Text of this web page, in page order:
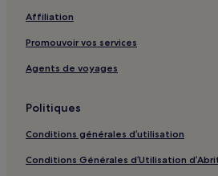
Armillac : hôtels
Cavarc : hôtels
Saint-Robert : hôtels
Saint-Aubin : hôtels
Affiliation
Promouvoir vos services
Agents de voyages
Politiques
Conditions générales d’utilisation
Conditions Générales d’Utilisation